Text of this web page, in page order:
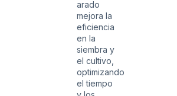
arado
mejora la
eficiencia
en la
siembra y
el cultivo,
optimizando
el tiempo